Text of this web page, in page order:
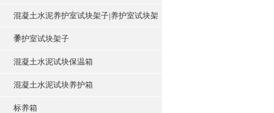
混凝土水泥养护室试块架子|养护室试块架
子
养护室试块架子
混凝土水泥试块保温箱
混凝土水泥试块养护箱
标养箱